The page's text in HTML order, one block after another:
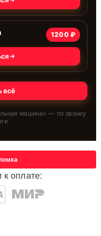
1200 ₽
всё
машина» — по звонку
оплате: